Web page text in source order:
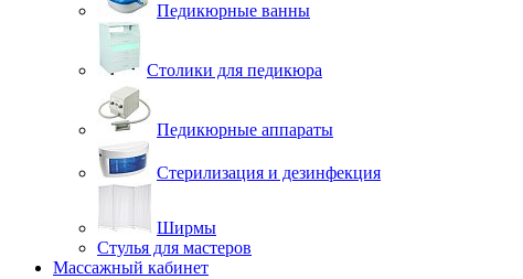
Педикюрные ванны
Столики для педикюра
Педикюрные аппараты
Стерилизация и дезинфекция
Ширмы
Стулья для мастеров
Массажный кабинет